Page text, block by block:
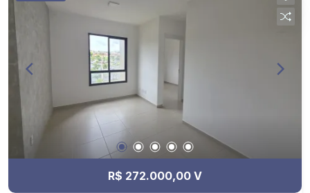
R$ 272.000,00 V